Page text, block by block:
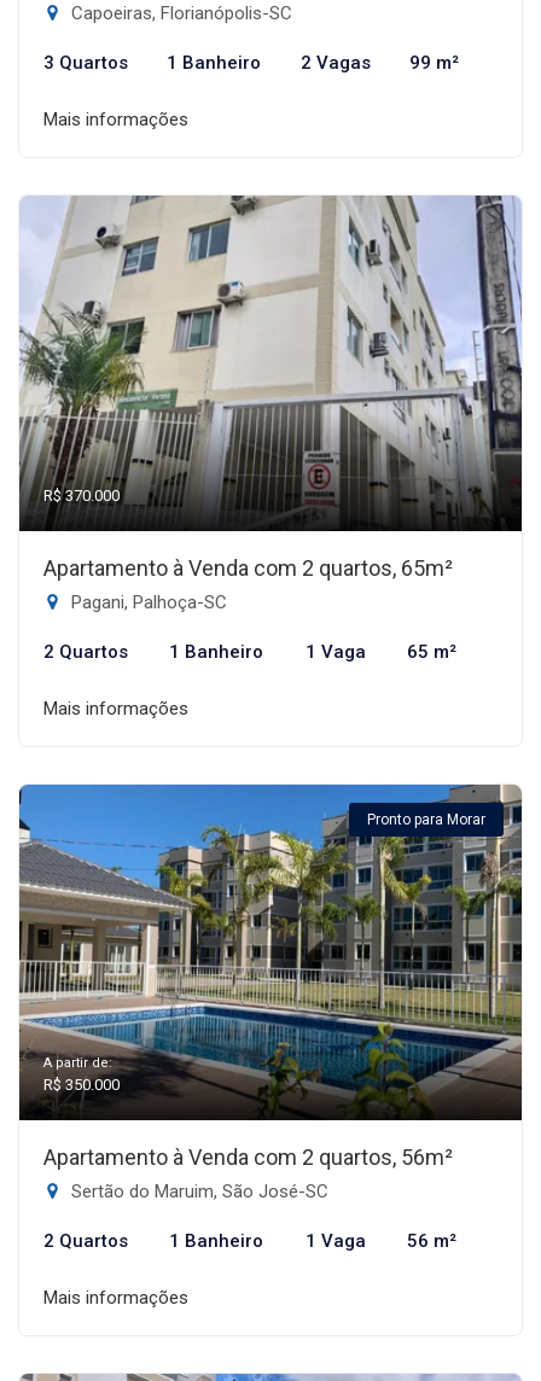
Capoeiras, Florianópolis-SC
3 Quartos 1 Banheiro 2 Vagas 99 m²
Mais informações
R$ 370.000
Apartamento à Venda com 2 quartos, 65m²
Pagani, Palhoça-SC
2 Quartos 1 Banheiro 1 Vaga 65 m²
Mais informações
Pronto para Morar
A partir de:
R$ 350.000
Apartamento à Venda com 2 quartos, 56m²
Sertão do Maruim, São José-SC
2 Quartos 1 Banheiro 1 Vaga 56 m²
Mais informações